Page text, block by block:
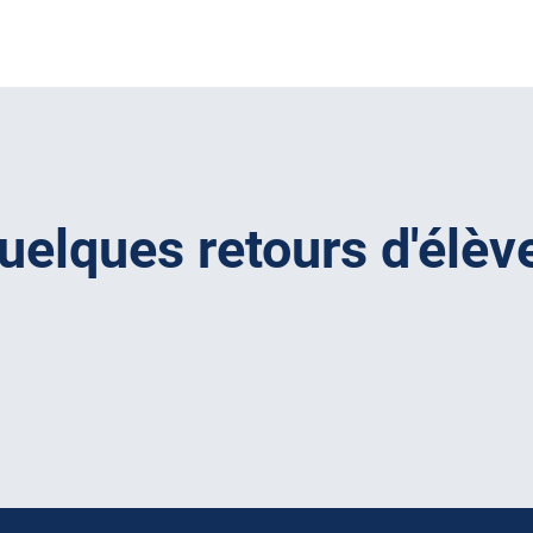
retours